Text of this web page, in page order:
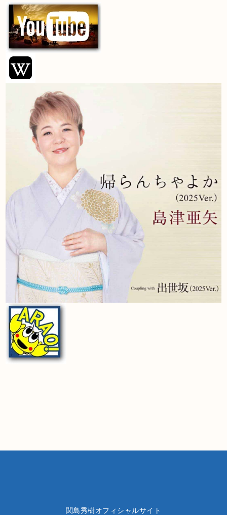
関島秀樹オフィシャルサイト